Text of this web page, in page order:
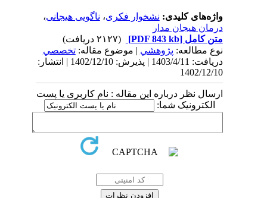
واژه‌های کلیدی:نشخوار فکری،ناگویی هیجانی،
درمان هیجان مدار
متن کامل[PDF 843 kb]
نوع مطالعه:پژوهشي| موضوع مقاله:تخصصي
دریافت: 1403/4/11 | پذیرش: 1402/12/10 | انتشار:
1402/12/10
ارسال نظر درباره این مقاله : نام کاربری یا پست
الکترونیک شما: